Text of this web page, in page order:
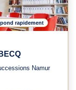
rapidement
Namur